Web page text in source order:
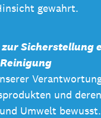
gewahrt.
Sicherstellung
und
Umwelt